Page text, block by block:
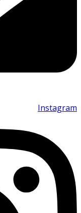
Instagram